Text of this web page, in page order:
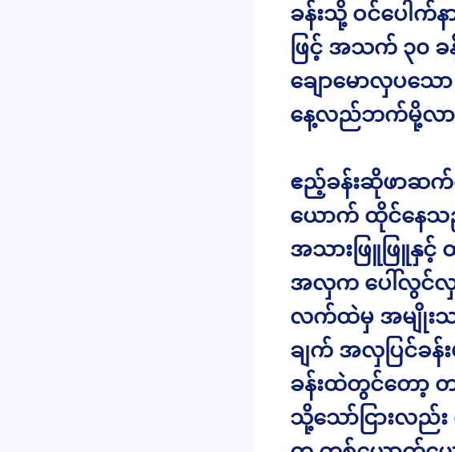
ခန်းသို့ ဝင်ပေါက်
ဖြင့် အသက် ၃၀ ခ
ချောမောလှပသ
နေ့လည်ဘက်မို့လာ
ဧည့်ခန်းဆိုဖာဆ
ယောက် ထိုင်နေ
အသားဖြူဖြူနှ
အလှက ပေါ်လွင်
လက်ထဲမှ အမျိုးသ
ချက် အလှပြင်ခ
ခန်းထဲတွင်တော့ တ
သို့သော်ငြားလည်